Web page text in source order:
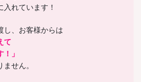
入れています！
し、お客様からは
て
」
せん。